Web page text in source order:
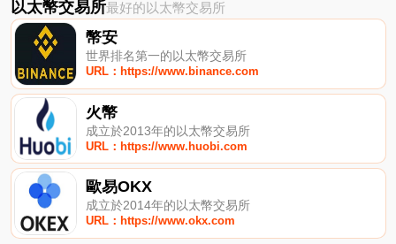
以太幣交易所最好的以太幣交易所
幣安
世界排名第一的以太幣交易所
URL：https://www.binance.com
火幣
成立於2013年的以太幣交易所
URL：https://www.huobi.com
歐易OKX
成立於2014年的以太幣交易所
URL：https://www.okx.com